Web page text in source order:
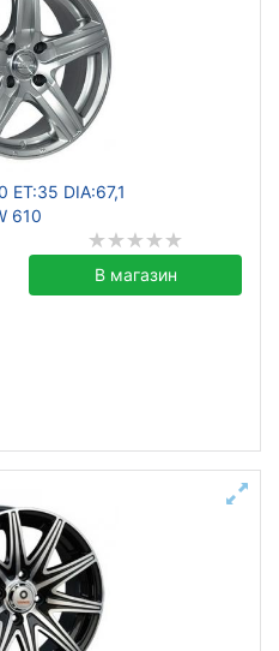
DIA:67,1
610
В магазин